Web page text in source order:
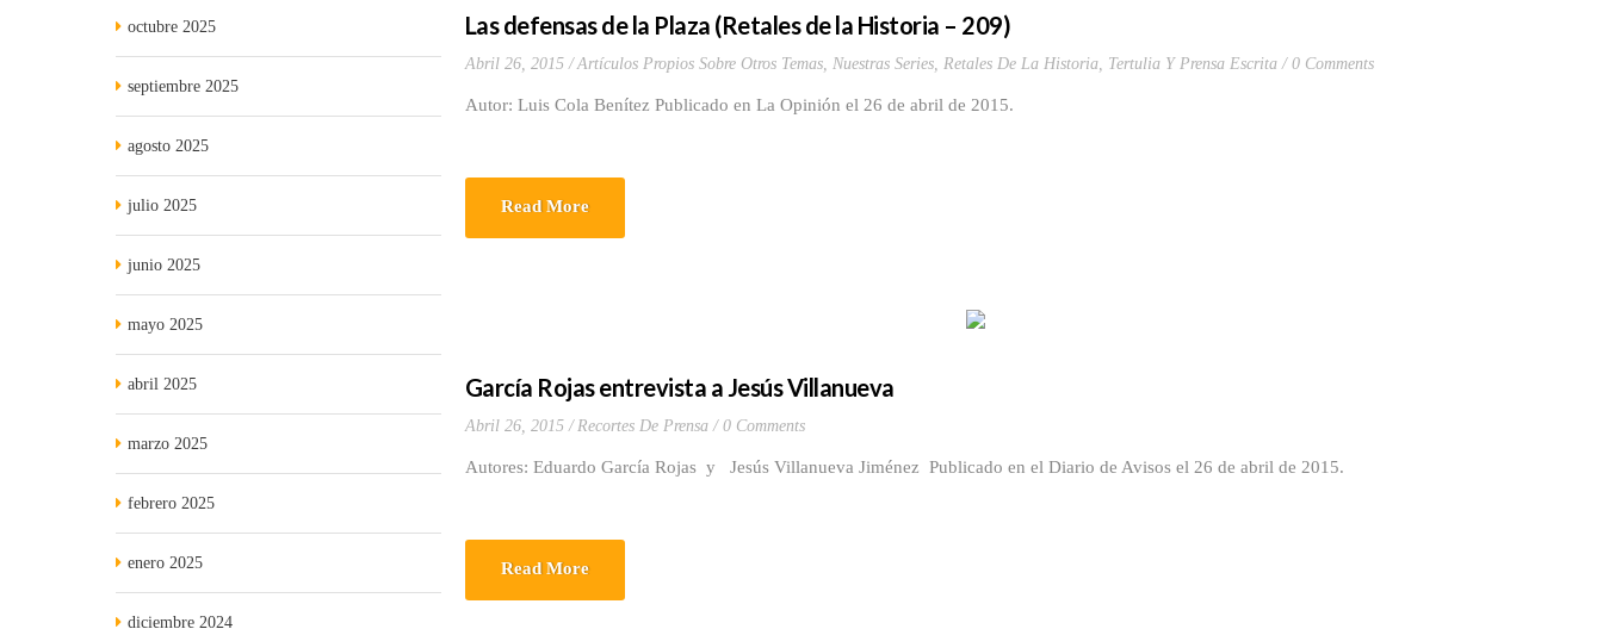
Las defensas de la Plaza (Retales de la Historia – 209)
Abril 26, 2015 Artículos Propios Sobre Otros Temas, Nuestras Series, Retales De La Historia, Tertulia Y Prensa Escrita 0 Comments
Autor: Luis Cola Benítez Publicado en La Opinión el 26 de abril de 2015.
Read More
García Rojas entrevista a Jesús Villanueva
Abril 26, 2015 Recortes De Prensa 0 Comments
Autores: Eduardo García Rojas y Jesús Villanueva Jiménez Publicado en el Diario de Avisos el 26 de abril de 2015.
Read More
octubre 2025
septiembre 2025
agosto 2025
julio 2025
junio 2025
mayo 2025
abril 2025
marzo 2025
febrero 2025
enero 2025
diciembre 2024